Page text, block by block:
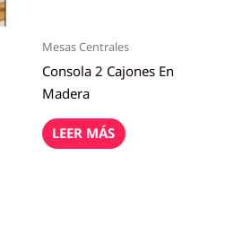
Mesas Centrales
Consola 2 Cajones En
Madera
LEER MÁS